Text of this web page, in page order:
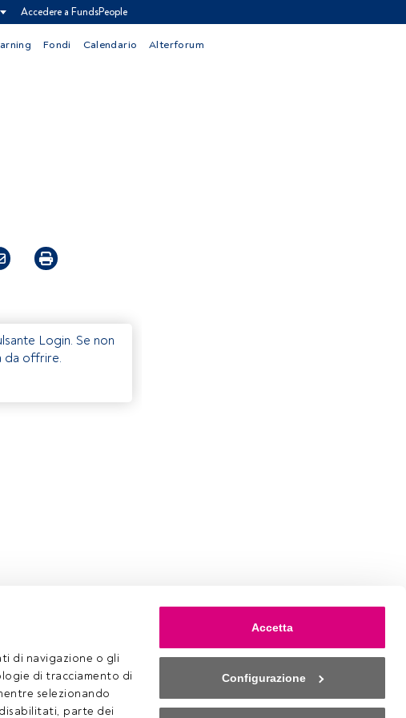
di navigazione o gli
di tracciamento di
selezionando
parte dei
Accetta
Configurazione
Accedere a FundsPeople
Fondi Calendario Alterforum
Login. Se non
da offrire.